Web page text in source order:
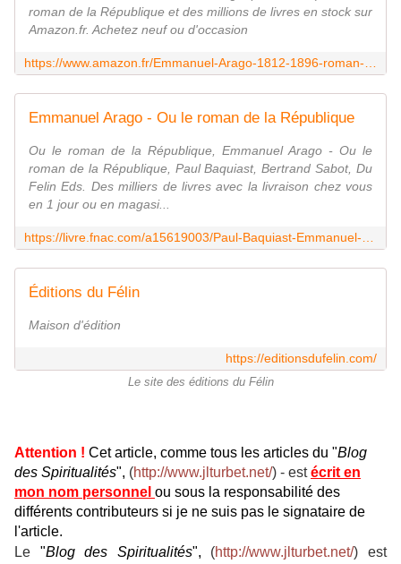
roman de la République et des millions de livres en stock sur
Amazon.fr. Achetez neuf ou d'occasion
Emmanuel Arago - Ou le roman de la République
Ou le roman de la République, Emmanuel Arago - Ou le
roman de la République, Paul Baquiast, Bertrand Sabot, Du
Felin Eds. Des milliers de livres avec la livraison chez vous
en 1 jour ou en magasi...
Éditions du Félin
Maison d'édition
https://editionsdufelin.com/
Le site des éditions du Félin
Attention ! Cet article, comme tous les articles du "Blog
des Spiritualités", (http://www.jlturbet.net/) - estécrit en
mon nom personnel ou sous la responsabilité des
différents contributeurs si je ne suis pas le signataire de
l'article.
Le "Blog des Spiritualités", (http://www.jlturbet.net/) est